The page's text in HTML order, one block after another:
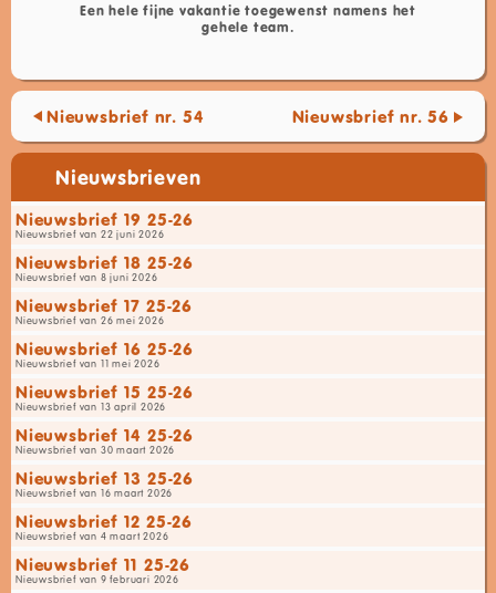
Een hele fijne vakantie toegewenst namens het
gehele team.
Nieuwsbrief nr. 54 Nieuwsbrief nr. 56
Nieuwsbrieven
Nieuwsbrief 19 25-26
Nieuwsbrief van 22 juni 2026
Nieuwsbrief 18 25-26
Nieuwsbrief van 8 juni 2026
Nieuwsbrief 17 25-26
Nieuwsbrief van 26 mei 2026
Nieuwsbrief 16 25-26
Nieuwsbrief van 11 mei 2026
Nieuwsbrief 15 25-26
Nieuwsbrief van 13 april 2026
Nieuwsbrief 14 25-26
Nieuwsbrief van 30 maart 2026
Nieuwsbrief 13 25-26
Nieuwsbrief van 16 maart 2026
Nieuwsbrief 12 25-26
Nieuwsbrief van 4 maart 2026
Nieuwsbrief 11 25-26
Nieuwsbrief van 9 februari 2026